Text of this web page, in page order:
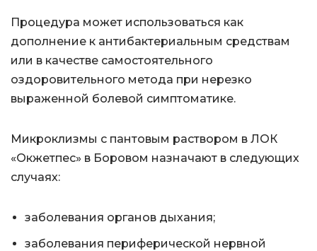
Процедура может использоваться как
дополнение к антибактериальным средствам
или в качестве самостоятельного
оздоровительного метода при нерезко
выраженной болевой симптоматике.
Микроклизмы с пантовым раствором в ЛОК
«Окжетпес» в Боровом назначают в следующих
случаях:
заболевания органов дыхания;
заболевания периферической нервной